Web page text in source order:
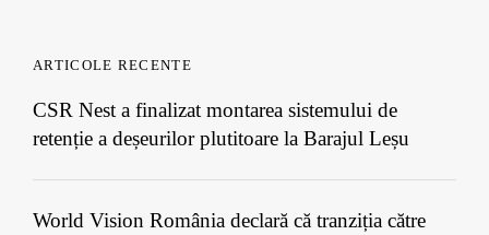
ARTICOLE RECENTE
CSR Nest a finalizat montarea sistemului de
retenție a deșeurilor plutitoare la Barajul Leșu
World Vision România declară că tranziția către